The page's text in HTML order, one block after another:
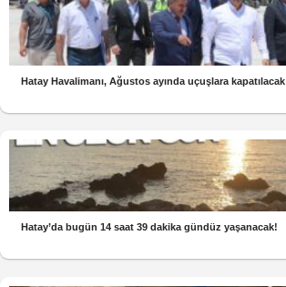
Hatay Havalimanı, Ağustos ayında uçuşlara kapatılacak
Hatay’da bugün 14 saat 39 dakika gündüz yaşanacak!